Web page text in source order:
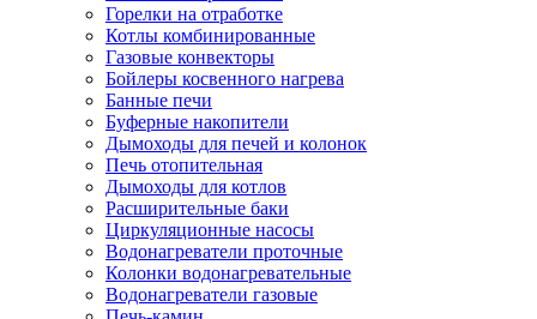
Горелки на отработке
Котлы комбинированные
Газовые конвекторы
Бойлеры косвенного нагрева
Банные печи
Буферные накопители
Дымоходы для печей и колонок
Печь отопительная
Дымоходы для котлов
Расширительные баки
Циркуляционные насосы
Водонагреватели проточные
Колонки водонагревательные
Водонагреватели газовые